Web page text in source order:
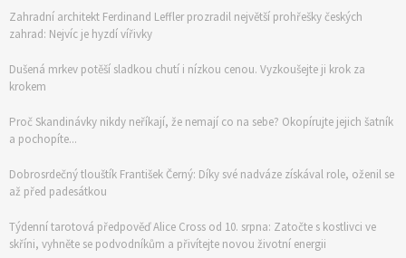
Zahradní architekt Ferdinand Leffler prozradil největší prohřešky českých
zahrad: Nejvíc je hyzdí vířivky
Dušená mrkev potěší sladkou chutí i nízkou cenou. Vyzkoušejte ji krok za
krokem
Proč Skandinávky nikdy neříkají, že nemají co na sebe? Okopírujte jejich šatník
a pochopíte...
Dobrosrdečný tlouštík František Černý: Díky své nadváze získával role, oženil se
až před padesátkou
Týdenní tarotová předpověď Alice Cross od 10. srpna: Zatočte s kostlivci ve
skříni, vyhněte se podvodníkům a přivítejte novou životní energii